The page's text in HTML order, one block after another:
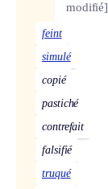
modifié]
feint
simulé
copié
pastiché
contrefait
falsifié
truqué